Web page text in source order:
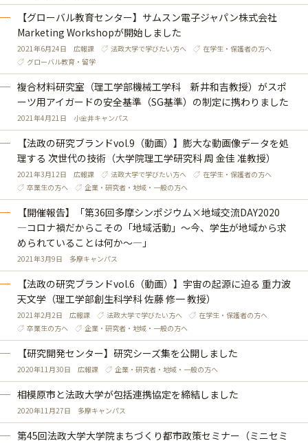
【グローバル教育センター】サムスン電子ジャパン株式会社
Marketing Workshopが開始しました
2021年6月24日 広報課 法政大学で学びたい方へ
在学生・保護者の方へ
グローバル教育・留学
複合材料研究室（理工学部機械工学科 新井和吉教授）がスポ
ーツ用アイガードの安全基準（SG基準）の制定に携わりました
2021年4月21日 小金井キャンパス
【法政の研究ブランドvol.9（動画）】膨大な動画像データを処
理する 次世代の技術（大学院理工学研究科 周 金佳 准教授）
2021年3月12日 広報課 法政大学で学びたい方へ
在学生・保護者の方へ
卒業生の方へ
企業・研究者・地域・一般の方へ
【開催報告】「第36回多摩シンポジウム×地域交流DAY2020
―コロナ禍だからこその「地域活動」～今、学生が地域から求
められていることは何か～―」
2021年3月9日 多摩キャンパス
【法政の研究ブランドvol.6（動画）】宇宙の起源に迫る 重力波
天文学（理工学部創生科学科 佐藤 修一 教授）
2021年2月2日 広報課 法政大学で学びたい方へ
在学生・保護者の方へ
卒業生の方へ
企業・研究者・地域・一般の方へ
【研究開発センター】研究シーズ集を公開しました
2020年11月30日 広報課 企業・研究者・地域・一般の方へ
相模原市と法政大学が包括連携協定を締結しました
2020年11月27日 多摩キャンパス
第45回法政大学大学院まちづくり都市政策セミナー（ミニセミ